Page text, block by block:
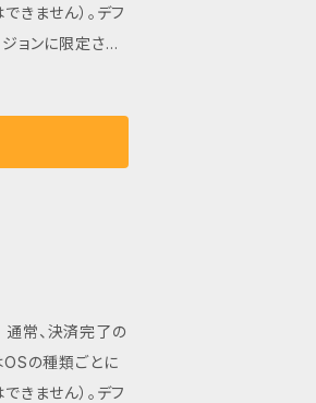
きません）。デフ
常、決済完了の
きません）。デフ